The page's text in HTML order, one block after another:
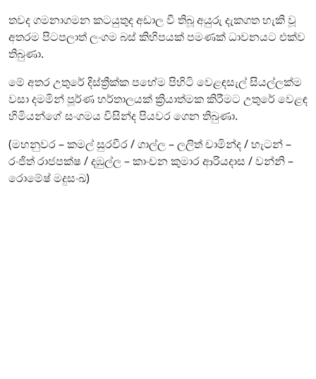
තවද ගමනාගමන කටයුතුද අඩාල වී තිබූ අයුරු දැකගත හැකි වූ
අතරම පිටපලාත් ලංගම බස් කිහිපයක් පමණක් ධාවනයට එක්ව
තිබුණා.
මේ අතර උතුරේ දිස්ත්‍රීක්ක පහේම පිහිටි වෙළඳසැල් සියල්ලක්ම
වසා දමමින් පූර්ණ හර්තාලයක් ක්‍රියාත්මක කිරීමට උතුරේ වෙළඳ
හිමියන්ගේ සංගමය විසින්ද පියවර ගෙන තිබුණා.
(මහනුවර – කමල් සුරවීර / ගාල්ල – ලලිත් චාමින්ද / හැටන් –
රංජිත් රාජපක්ෂ / දඹුල්ල – කාංචන කුමාර ආරියදාස / වන්නි –
රොමේෂ් මදුසංඛ)